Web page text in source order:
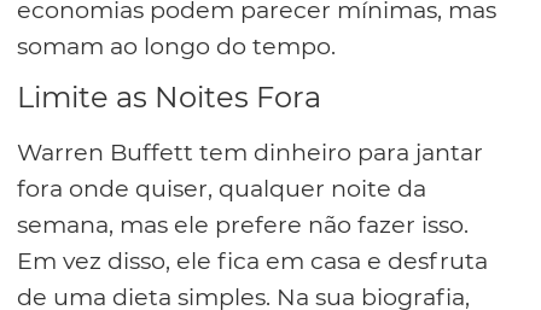
economias podem parecer mínimas, mas
somam ao longo do tempo.
Limite as Noites Fora
Warren Buffett tem dinheiro para jantar
fora onde quiser, qualquer noite da
semana, mas ele prefere não fazer isso.
Em vez disso, ele fica em casa e desfruta
de uma dieta simples. Na sua biografia,